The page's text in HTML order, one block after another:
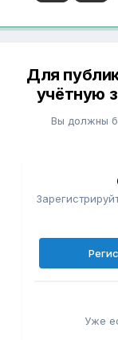
Для
учётную
Вы должны
Уже